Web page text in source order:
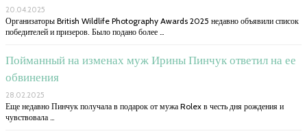
20.04.2025
Организаторы British Wildlife Photography Awards 2025 недавно объявили список
победителей и призеров. Было подано более …
Пойманный на изменах муж Ирины Пинчук ответил на ее
обвинения
28.02.2025
Еще недавно Пинчук получала в подарок от мужа Rolex в честь дня рождения и
чувствовала …